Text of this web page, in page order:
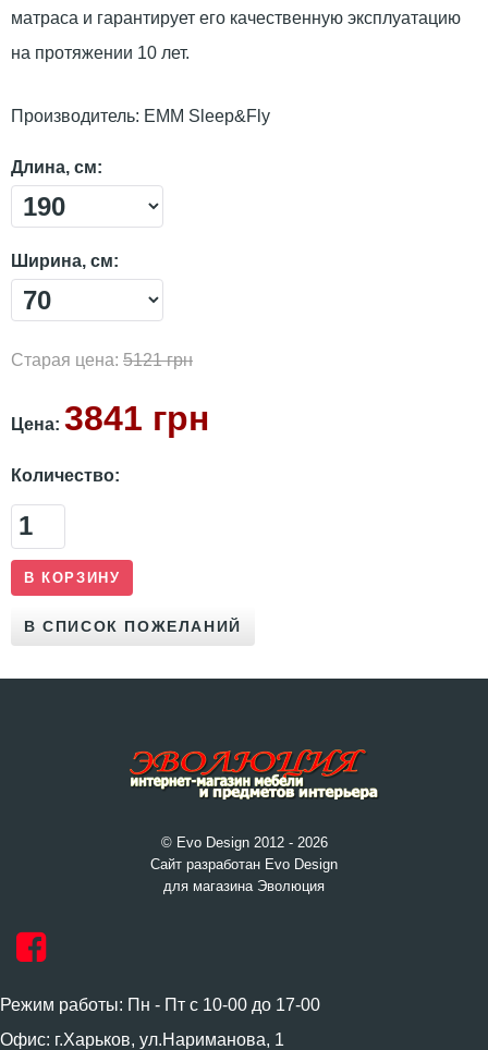
матраса и гарантирует его качественную эксплуатацию
на протяжении 10 лет.
Производитель: ЕММ Sleep&Fly
Длина, см:
Ширина, см:
Старая цена: 5121 грн
Цена: 3841 грн
Количество:
© Evo Design 2012 - 2026
Сайт разработан Evo Design
для магазина Эволюция
Режим работы: Пн - Пт с 10-00 до 17-00
Офис: г.Харьков, ул.Нариманова, 1